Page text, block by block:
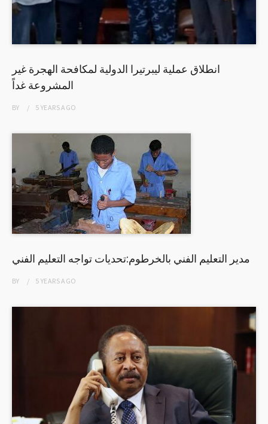
انطلاق عملية ليبرتيرا الدولية لمكافحة الهجرة غير
المشروعة غداً
BY 5 YEARSAGO
مدير التعليم الفني بالخرطوم:تحديات تواجه التعليم الفني
BY 5 YEARSAGO